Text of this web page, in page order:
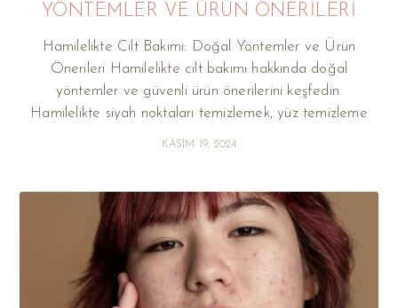
YÖNTEMLER VE ÜRÜN ÖNERILERI
Hamilelikte Cilt Bakımı: Doğal Yöntemler ve Ürün
Önerileri Hamilelikte cilt bakımı hakkında doğal
yöntemler ve güvenli ürün önerilerini keşfedin.
Hamilelikte siyah noktaları temizlemek, yüz temizleme
KASIM 19, 2024